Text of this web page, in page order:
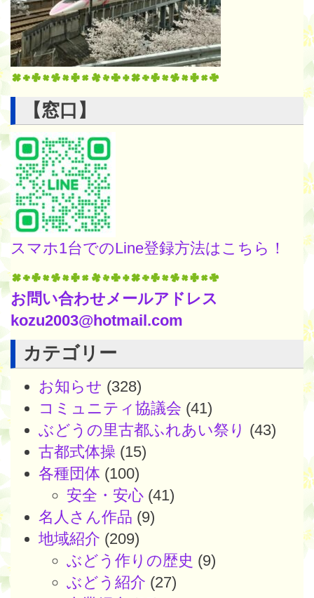
【窓口】
スマホ1台でのLine登録方法はこちら！
お問い合わせメールアドレス
kozu2003@hotmail.com
カテゴリー
お知らせ (328)
コミュニティ協議会 (41)
ぶどうの里古都ふれあい祭り (43)
古都式体操 (15)
各種団体 (100)
安全・安心 (41)
名人さん作品 (9)
地域紹介 (209)
ぶどう作りの歴史 (9)
ぶどう紹介 (27)